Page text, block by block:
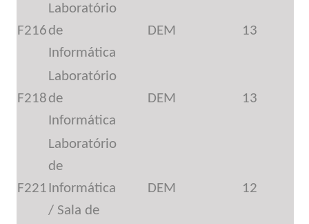
F216
Laboratório
de
Informática
DEM 13
F218
Laboratório
de
Informática
DEM 13
F221
Laboratório
de
Informática
/ Sala de
DEM 12